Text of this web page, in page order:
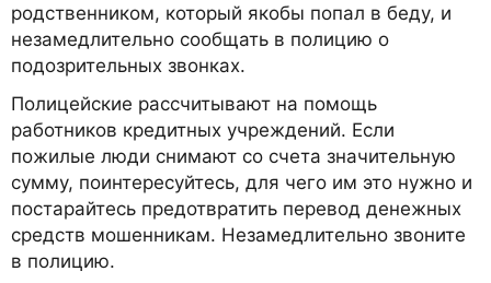
родственником, который якобы попал в беду, и
незамедлительно сообщать в полицию о
подозрительных звонках.
Полицейские рассчитывают на помощь
работников кредитных учреждений. Если
пожилые люди снимают со счета значительную
сумму, поинтересуйтесь, для чего им это нужно и
постарайтесь предотвратить перевод денежных
средств мошенникам. Незамедлительно звоните
в полицию.